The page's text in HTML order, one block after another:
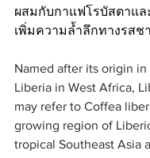
ผสมกับกาแฟโรบัสตาแล
เพิ่มความล้ำลึกทางรสช
Named after its origin
Liberia in West Africa,
may refer to Coffea
growing region of
tropical Southeast Asia